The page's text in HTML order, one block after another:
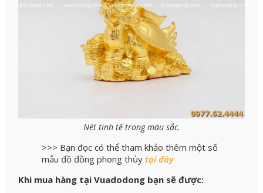
Nét tinh tế trong màu sắc.
>>> Bạn đọc có thể tham khảo thêm một số
mẫu đồ đồng phong thủy tại đây
Khi mua hàng tại Vuadodong bạn sẽ được: